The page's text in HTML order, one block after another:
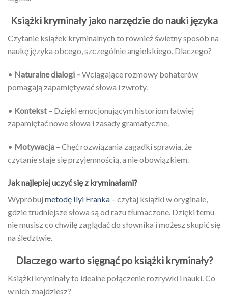
Książki kryminały jako narzędzie do nauki języka
Czytanie książek kryminalnych to również świetny sposób na
naukę języka obcego, szczególnie angielskiego. Dlaczego?
• Naturalne dialogi –Wciągające rozmowy bohaterów
pomagają zapamiętywać słowa i zwroty.
• Kontekst – Dzięki emocjonującym historiom łatwiej
zapamiętać nowe słowa i zasady gramatyczne.
• Motywacja – Chęć rozwiązania zagadki sprawia, że
czytanie staje się przyjemnością, a nie obowiązkiem.
Jak najlepiej uczyć się z kryminałami?
Wypróbuj metodę Ilyi Franka – czytaj książki w oryginale,
gdzie trudniejsze słowa są od razu tłumaczone. Dzięki temu
nie musisz co chwilę zaglądać do słownika i możesz skupić się
na śledztwie.
Dlaczego warto sięgnąć po książki kryminały?
Książki kryminały to idealne połączenie rozrywki i nauki. Co
w nich znajdziesz?